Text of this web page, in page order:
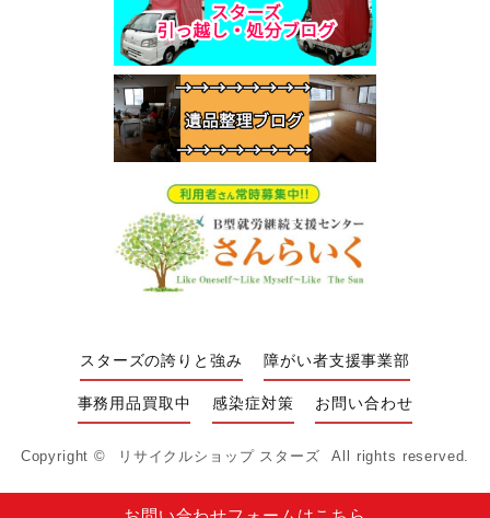
スターズの誇りと強み 障がい者支援事業部
事務用品買取中 感染症対策 お問い合わせ
Copyright © リサイクルショップ スターズ All rights reserved.